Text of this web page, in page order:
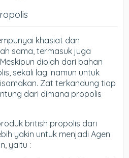
khasiat dan
sama, termasuk juga
diolah dari bahan
sekali lagi namun untuk
Zat terkandung tiap
dari dimana propolis
british propolis dari
yakin untuk menjadi Agen
yaitu :